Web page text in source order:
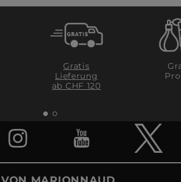
Gratis
Lieferung
ab CHF 120